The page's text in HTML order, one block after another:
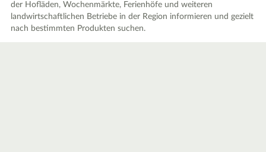
der Hofläden, Wochenmärkte, Ferienhöfe und weiteren
landwirtschaftlichen Betriebe in der Region informieren und gezielt
nach bestimmten Produkten suchen.